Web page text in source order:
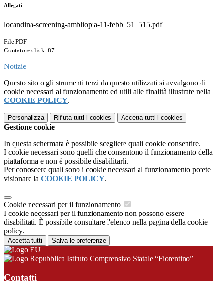
Allegati
locandina-screening-ambliopia-11-febb_51_515.pdf
File PDF
Contatore click: 87
Notizie
Questo sito o gli strumenti terzi da questo utilizzati si avvalgono di
cookie necessari al funzionamento ed utili alle finalità illustrate nella
COOKIE POLICY.
Personalizza Rifiuta tutti i cookies Accetta tutti i cookies
Gestione cookie
In questa schermata è possibile scegliere quali cookie consentire.
I cookie necessari sono quelli che consentono il funzionamento della
piattaforma e non è possibile disabilitarli.
Per conoscere quali sono i cookie necessari al funzionamento potete
visionare la COOKIE POLICY.
Cookie necessari per il funzionamento
I cookie necessari per il funzionamento non possono essere
disabilitati. È possibile consultare l'elenco nella pagina della cookie
policy.
Accetta tutti Salva le preferenze
Istituto Comprensivo Statale “Fiorentino”
Contatti